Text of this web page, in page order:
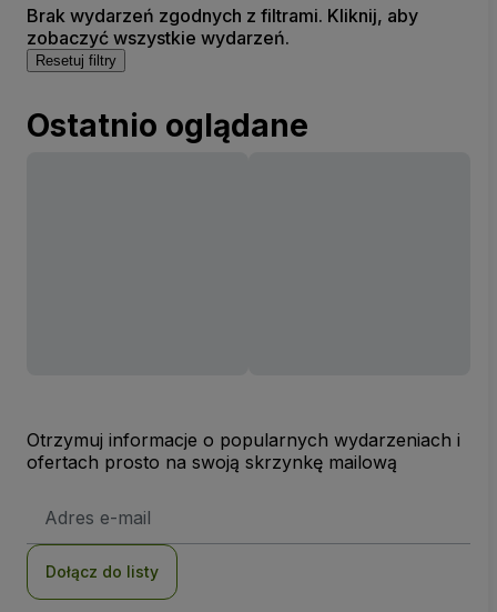
Brak wydarzeń zgodnych z filtrami. Kliknij, aby
zobaczyć wszystkie wydarzeń.
Resetuj filtry
Ostatnio oglądane
Otrzymuj informacje o popularnych wydarzeniach i
ofertach prosto na swoją skrzynkę mailową
e-
Dołącz do listy